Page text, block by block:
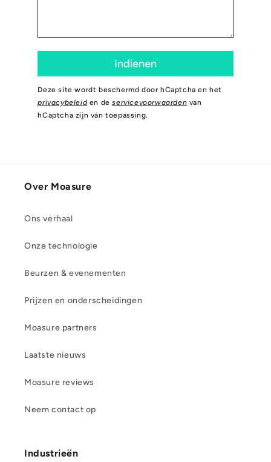
Deze site wordt beschermd door hCaptcha en het
privacybeleid en deservicevoorwaarden van
hCaptcha zijn van toepassing.
Over Moasure
Ons verhaal
Onze technologie
Beurzen & evenementen
Prijzen en onderscheidingen
Moasure partners
Laatste nieuws
Moasure reviews
Neem contact op
Industrieën